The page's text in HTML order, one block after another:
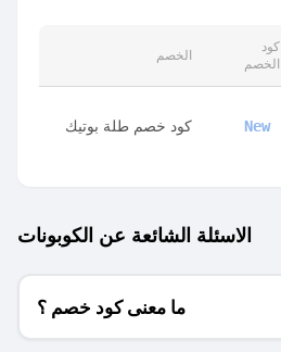
الخصم
كود
الخصم
كود خصم طلة بوتيك New
الاسئلة الشائعة عن الكوبونات
ما معنى كود خصم ؟